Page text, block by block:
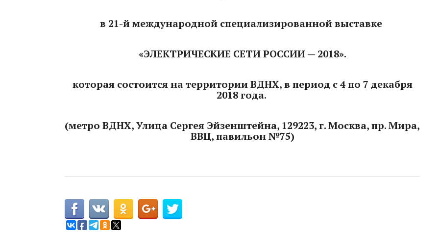
в 21-й международной специализированной выставке
«ЭЛЕКТРИЧЕСКИЕ СЕТИ РОССИИ — 2018».
которая состоится на территории ВДНХ, в период с 4 по 7 декабря
2018 года.
(метро ВДНХ, Улица Сергея Эйзенштейна, 129223, г. Москва, пр. Мира,
ВВЦ,павильон №75)